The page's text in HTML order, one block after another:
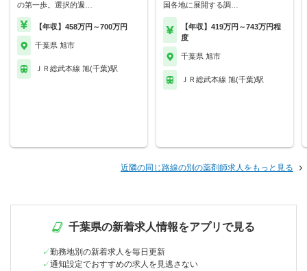
の第一歩。選択的週…
【年収】458万円～700万円
千葉県 旭市
ＪＲ総武本線 旭(千葉)駅
国各地に展開する調…
【年収】419万円～743万円程
度
千葉県 旭市
ＪＲ総武本線 旭(千葉)駅
近隣の同じ路線の別の薬剤師求人をもっと見る
千葉県の新着求人情報をアプリで見る
勤務地別の新着求人を毎日更新
通知設定でおすすめの求人を見逃さない